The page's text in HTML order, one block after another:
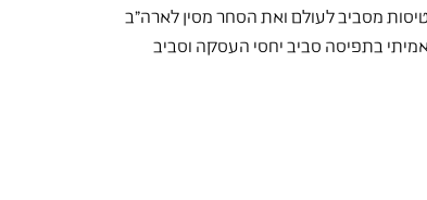
מסביב לעולם ואת הסחר מסין לארה"ב
בתפיסה סביב יחסי העסקה וסביב